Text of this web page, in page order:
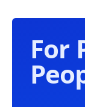
For